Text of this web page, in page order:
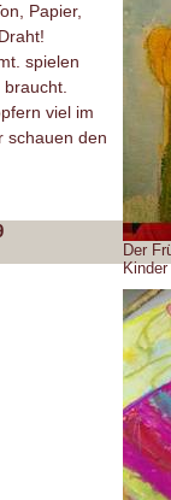
Der
Papier,
spielen
viel im
schauen den